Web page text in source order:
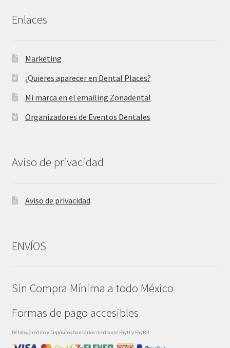
Enlaces
Marketing
¿Quieres aparecer en Dental Places?
Mi marca en el emailing Zonadental
Organizadores de Eventos Dentales
Aviso de privacidad
Aviso de privacidad
ENVÍOS
Sin Compra Mínima a todo México
Formas de pago accesibles
Débito, Crédito y Depósitos bancarios mediante PayU y PayPal